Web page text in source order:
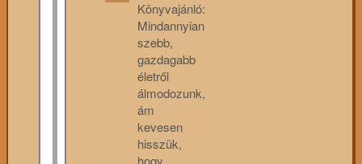
Könyvajánló:
Mindannyian
szebb,
gazdagabb
életről
álmodozunk,
ám
kevesen
hisszük,
hogy